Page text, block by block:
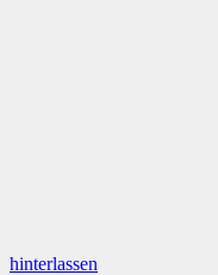
hinterlassen